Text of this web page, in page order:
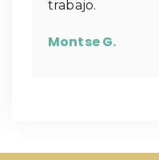
trabajo.
Montse G.